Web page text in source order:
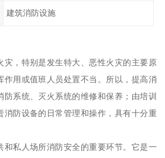
建筑消防设施
灾，特别是发生特大、恶性火灾的主要原
作用或值班人员处置不当。所以，提高消
防系统、灭火系统的维修和保养；由培训
消防设备的日常管理和操作，具有十分重
和私人场所消防安全的重要环节。它是一